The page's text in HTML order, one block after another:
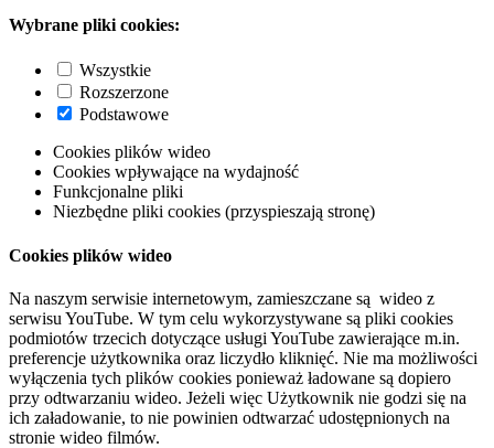
Wybrane pliki cookies:
Wszystkie
Rozszerzone
Podstawowe
Cookies plików wideo
Cookies wpływające na wydajność
Funkcjonalne pliki
Niezbędne pliki cookies (przyspieszają stronę)
Cookies plików wideo
Na naszym serwisie internetowym, zamieszczane są wideo z
serwisu YouTube. W tym celu wykorzystywane są pliki cookies
podmiotów trzecich dotyczące usługi YouTube zawierające m.in.
preferencje użytkownika oraz liczydło kliknięć. Nie ma możliwości
wyłączenia tych plików cookies ponieważ ładowane są dopiero
przy odtwarzaniu wideo. Jeżeli więc Użytkownik nie godzi się na
ich załadowanie, to nie powinien odtwarzać udostępnionych na
stronie wideo filmów.